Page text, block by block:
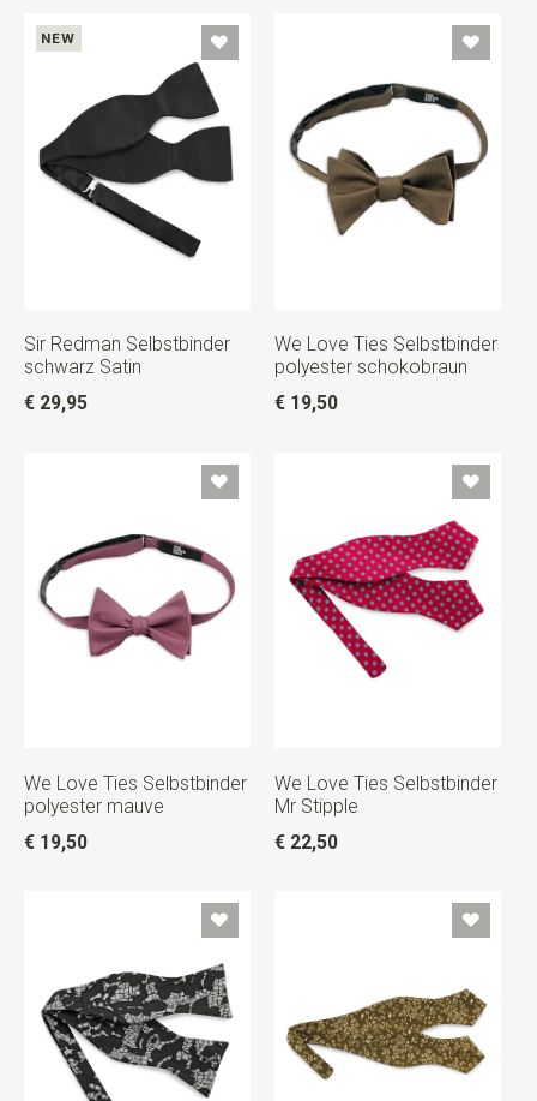
NEW
Sir Redman Selbstbinder
schwarz Satin
€ 29,95
We Love Ties Selbstbinder
polyester schokobraun
€ 19,50
We Love Ties Selbstbinder
polyester mauve
€ 19,50
We Love Ties Selbstbinder
Mr Stipple
€ 22,50